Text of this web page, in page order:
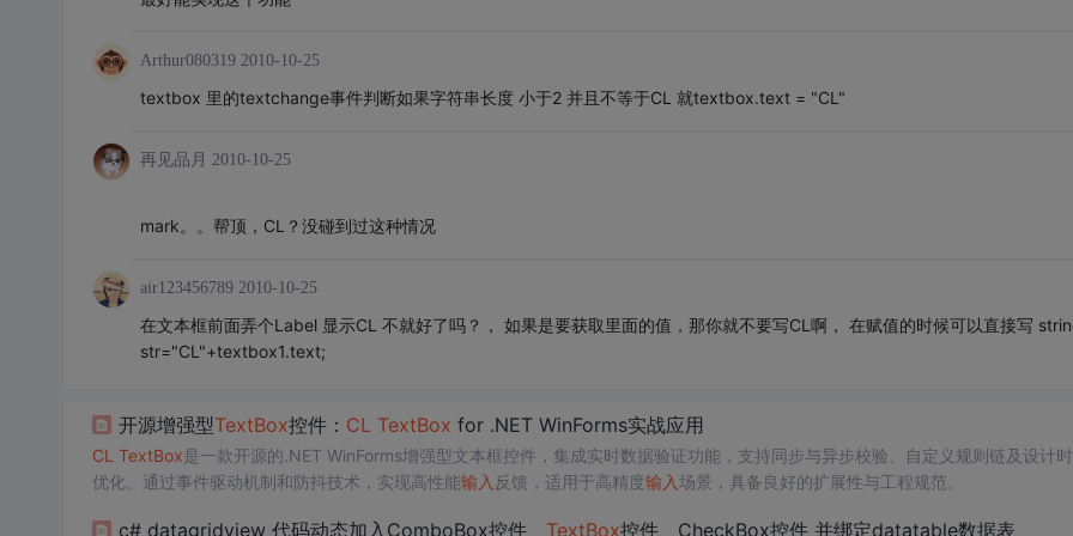
Arthur080319 2010-10-25
textbox 里的textchange事件判断如果字符串长度 小于2 并且不等于CL 就textbox.text = "CL"
再见品月 2010-10-25
mark。。帮顶，CL？没碰到过这种情况
air123456789 2010-10-25
在文本框前面弄个Label 显示CL 不就好了吗？， 如果是要获取里面的值，那你就不要写CL啊， 在赋值的时候可以直接写
str="CL"+textbox1.text;
开源增强型TextBox控件： CL TextBox for .NET WinForms实战应用
CL TextBox是一款开源的.NET WinForms增强型文本框控件，集成实时数据验证功能，支持同步与异步校验、自定义规则链及设计
优化。通过事件驱动机制和防抖技术，实现高性能输入 反馈，适用于高精度输入场景，具备良好的扩展性与工程规范。
c# datagridview 代码动态加入ComboBox控件、 TextBox控件、CheckBox控件 并绑定datatable数据表